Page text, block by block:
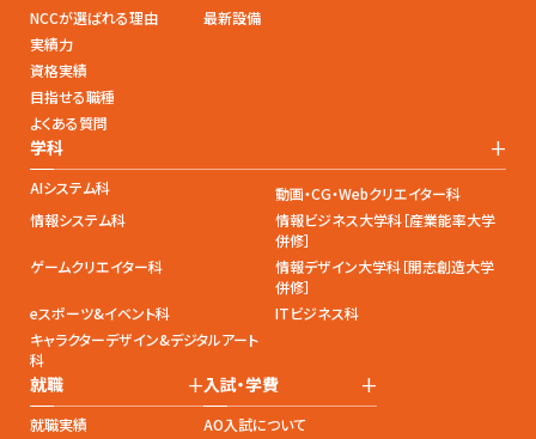
NCCが選ばれる理由
実績力
資格実績
目指せる職種
よくある質問
最新設備
学科 +
AIシステム科
動画・CG・Webクリエイター科
情報システム科
情報ビジネス大学科［産業能率大学
併修］
ゲームクリエイター科
情報デザイン大学科［開志創造大学
併修］
eスポーツ&イベント科
ITビジネス科
キャラクターデザイン&デジタルアート
科
就職 +
就職実績
入試・学費 +
AO入試について